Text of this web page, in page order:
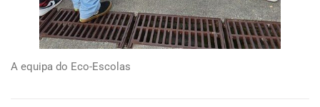
A equipa do Eco-Escolas